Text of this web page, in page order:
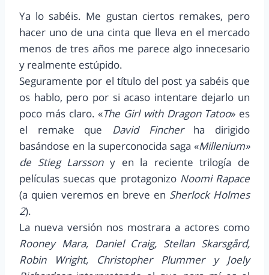
Ya lo sabéis. Me gustan ciertos remakes, pero
hacer uno de una cinta que lleva en el mercado
menos de tres años me parece algo innecesario
y realmente estúpido.
Seguramente por el título del post ya sabéis que
os hablo, pero por si acaso intentare dejarlo un
poco más claro. «The Girl with Dragon Tatoo» es
el remake que David Fincherha dirigido
basándose en la superconocida saga «Millenium»
de Stieg Larssony en la reciente trilogía de
películas suecas que protagonizo Noomi Rapace
(a quien veremos en breve en Sherlock Holmes
2).
La nueva versión nos mostrara a actores como
Rooney Mara, Daniel Craig, Stellan Skarsgård,
Robin Wright, Christopher Plummer y Joely